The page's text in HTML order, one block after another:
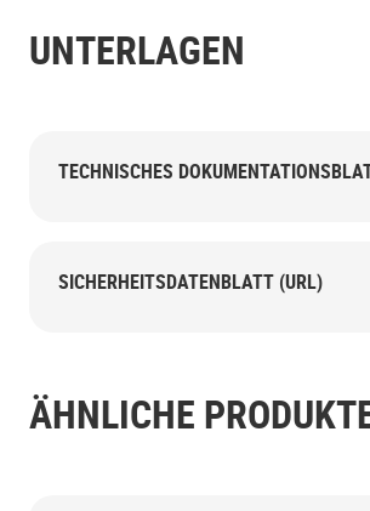
UNTERLAGEN
TECHNISCHES
SICHERHEITSDATENBLATT (URL)
ÄHNLICHE